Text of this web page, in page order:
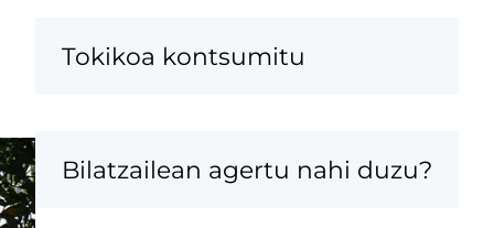
K
Tokikoa kontsumitu
Bilatzailean agertu nahi duzu?